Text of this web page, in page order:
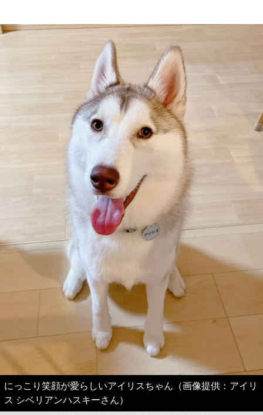
にっこり笑顔が愛らしいアイリスちゃん（画像提供：アイリ
ス シベリアンハスキーさん）